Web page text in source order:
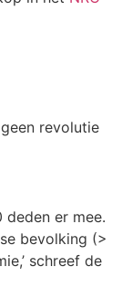
revolutie
er mee.
bevolking (>
schreef de